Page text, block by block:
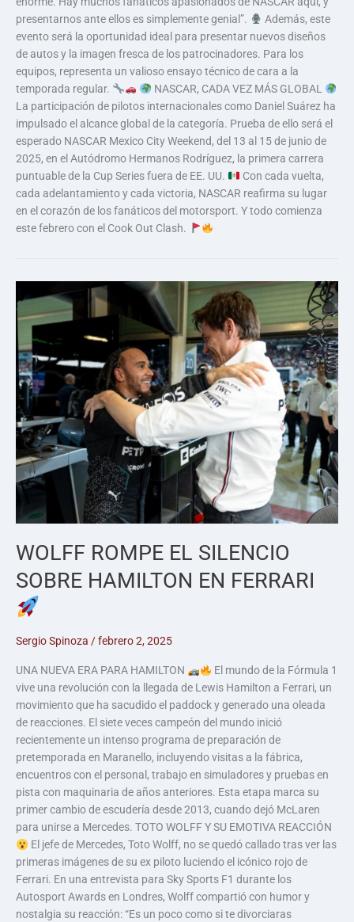
presentarnos ante ellos es simplemente genial”.
Además, este
evento será la oportunidad ideal para presentar nuevos diseños
de autos y la imagen fresca de los patrocinadores. Para los
equipos, representa un valioso ensayo técnico de cara a la
temporada regular.
NASCAR, CADA VEZ MÁS GLOBAL
La participación de pilotos internacionales como Daniel Suárez ha
impulsado el alcance global de la categoría. Prueba de ello será el
esperado NASCAR Mexico City Weekend, del 13 al 15 de junio de
2025, en el Autódromo Hermanos Rodríguez, la primera carrera
puntuable de la Cup Series fuera de EE. UU.
Con cada vuelta,
cada adelantamiento y cada victoria, NASCAR reafirma su lugar
en el corazón de los fanáticos del motorsport. Y todo comienza
este febrero con el Cook Out Clash.
WOLFF ROMPE EL SILENCIO
SOBRE HAMILTON EN FERRARI
Sergio Spinoza /febrero 2, 2025
UNA NUEVA ERA PARA HAMILTON
El mundo de la Fórmula 1
vive una revolución con la llegada de Lewis Hamilton a Ferrari, un
movimiento que ha sacudido el paddock y generado una oleada
de reacciones. El siete veces campeón del mundo inició
recientemente un intenso programa de preparación de
pretemporada en Maranello, incluyendo visitas a la fábrica,
encuentros con el personal, trabajo en simuladores y pruebas en
pista con maquinaria de años anteriores. Esta etapa marca su
primer cambio de escudería desde 2013, cuando dejó McLaren
para unirse a Mercedes. TOTO WOLFF Y SU EMOTIVA REACCIÓN
El jefe de Mercedes, Toto Wolff, no se quedó callado tras ver las
primeras imágenes de su ex piloto luciendo el icónico rojo de
Ferrari. En una entrevista para Sky Sports F1 durante los
Autosport Awards en Londres, Wolff compartió con humor y
nostalgia su reacción: “Es un poco como si te divorciaras